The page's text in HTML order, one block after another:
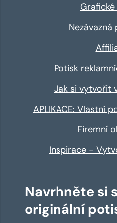
Grafické
Nezávazná
Potisk
Jak si vytvořit
APLIKACE: Vlastní
Firemní
Inspirace -
Navrhněte si
originální